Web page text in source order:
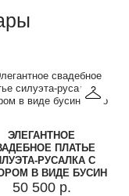
ЭЛЕГАНТНОЕ
ПЛАТЬЕ
РУСАЛКА С
В ВИДЕ БУСИН
50 500 р.